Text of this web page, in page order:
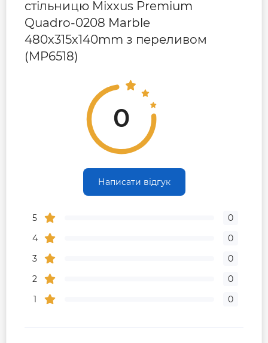
стільницю Mixxus Premium
Quadro-0208 Marble
480х315х140mm з переливом
(MP6518)
0
Написати відгук
5
0
4
0
3
0
2
0
1
0